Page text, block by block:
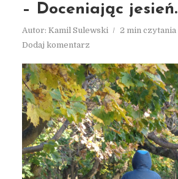
– Doceniając jesień.
Autor: Kamil Sulewski
2 min czytania
Dodaj komentarz